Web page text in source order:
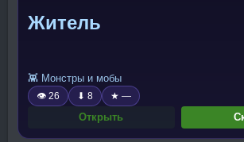
Житель
👾 Монстры и мобы
👁 26 ⬇ 8 ★ —
Открыть